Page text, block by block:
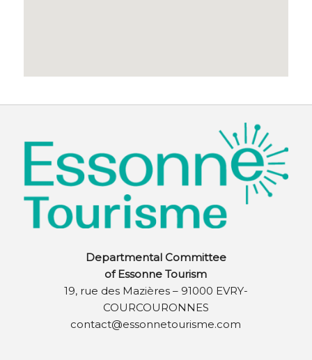
Departmental Committee
of Essonne Tourism
19, rue des Mazières – 91000 EVRY-
COURCOURONNES
contact@essonnetourisme.com